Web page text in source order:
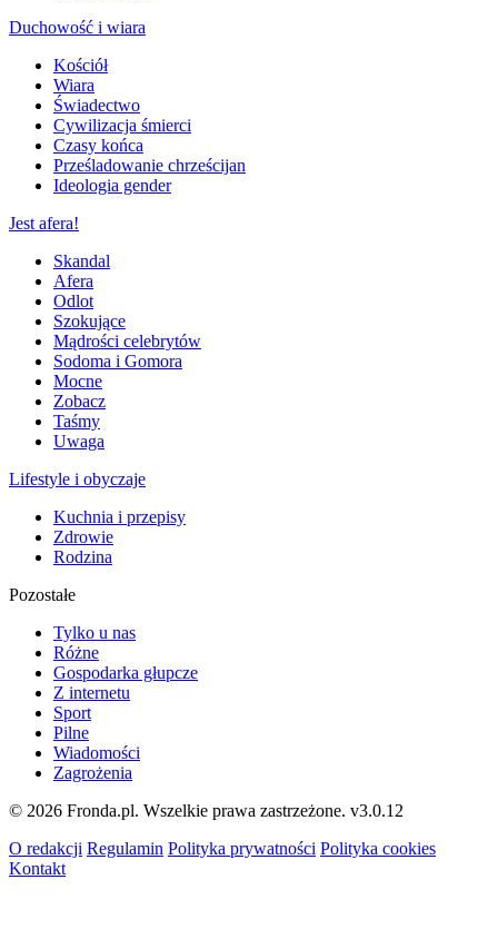
Duchowość i wiara
Kościół
Wiara
Świadectwo
Cywilizacja śmierci
Czasy końca
Prześladowanie chrześcijan
Ideologia gender
Jest afera!
Skandal
Afera
Odlot
Szokujące
Mądrości celebrytów
Sodoma i Gomora
Mocne
Zobacz
Taśmy
Uwaga
Lifestyle i obyczaje
Kuchnia i przepisy
Zdrowie
Rodzina
Pozostałe
Tylko u nas
Różne
Gospodarka głupcze
Z internetu
Sport
Pilne
Wiadomości
Zagrożenia
© 2026 Fronda.pl. Wszelkie prawa zastrzeżone. v3.0.12
O redakcji Regulamin Polityka prywatności Polityka cookies
Kontakt